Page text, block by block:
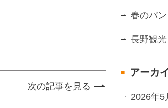
次の記事を見る
春のパン
長野観光
アーカ
2026年5